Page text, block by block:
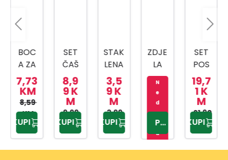
BOC
A ZA
VISKI
SA
HER
METI
ČKIM
ČEP
OM
7,73
KM
8,59
KM
KUPI
SET
ČAŠ
A 6/1
DP4
001
8,9
9 K
M
9,99
KM
KUPI
STAK
LENA
ČAŠ
A 1/1
DP41
30
3,5
9 K
M
3,99
KM
KUPI
ZDJE
LA
STAK
LENA
3/1
YE60
0003
0
N
e
d
o
st
u
PROVJERITE
SET
POS
UDA
ZA
ZAČI
N 3/1
STAK
LO/B
AMB
19,7
1 K
M
21,90
KM
KUPI